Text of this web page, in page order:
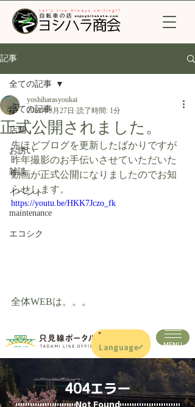
記事
全ての記事
店舗
お誘い
雑談
イベント
maintenance
エコシク
全ての記事
正式公開されました。
yoshiharasyoukai
2019年3月27日 読了時間: 1分
先ほどブログを更新したばかりですが
昨年撮影のお手伝いさせていただいた
動画が正式公開になりましたのでお知
らせします。
https://youtu.be/HKK7Jczo_fk
全体WEBは。。。